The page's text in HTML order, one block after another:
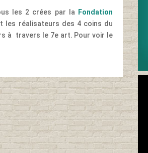
les 2 crées par la
Fondation
réalisateurs des 4 coins du
à travers le 7e art. Pour voir le